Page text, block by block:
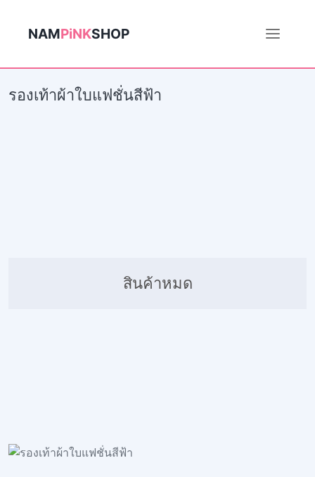
NAMPiNKSHOP
รองเท้าผ้าใบแฟชั่นสีฟ้า
สินค้าหมด